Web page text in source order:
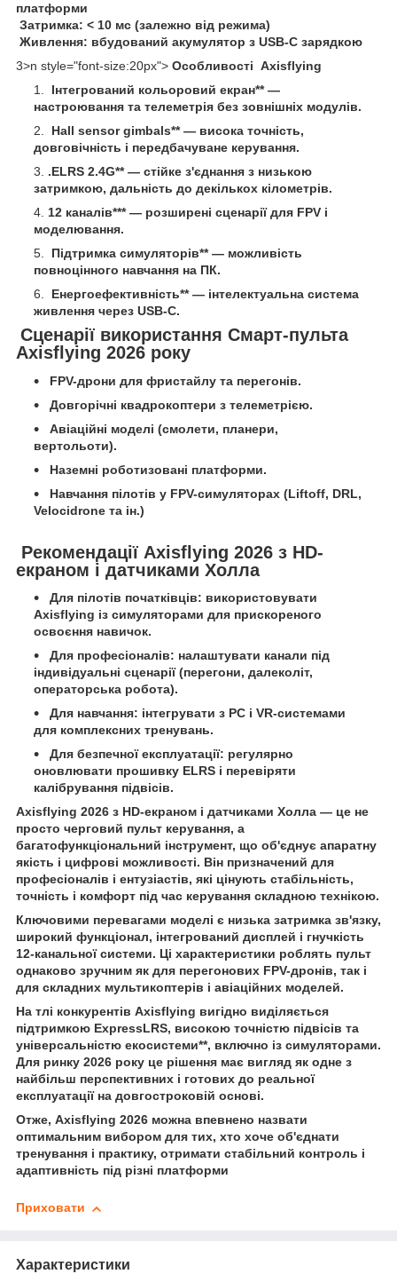
платформи
Затримка: < 10 мс (залежно від режима)
Живлення: вбудований акумулятор з USB-C зарядкою
3>n style="font-size:20px"> Особливості Axisflying
Інтегрований кольоровий екран** —
настроювання та телеметрія без зовнішніх модулів.
Hall sensor gimbals** — висока точність,
довговічність і передбачуване керування.
.ELRS 2.4G** — стійке з'єднання з низькою
затримкою, дальність до декількох кілометрів.
12 каналів*** — розширені сценарії для FPV і
моделювання.
Підтримка симуляторів** — можливість
повноцінного навчання на ПК.
Енергоефективність** — інтелектуальна система
живлення через USB-C.
Сценарії використання Смарт-пульта
Axisflying 2026 року
FPV-дрони для фристайлу та перегонів.
Довгорічні квадрокоптери з телеметрією.
Авіаційні моделі (смолети, планери,
вертольоти).
Наземні роботизовані платформи.
Навчання пілотів у FPV-симуляторах (Liftoff, DRL,
Velocidrone та ін.)
Рекомендації Axisflying 2026 з HD-
екраном і датчиками Холла
Для пілотів початківців: використовувати
Axisflying із симуляторами для прискореного
освоєння навичок.
Для професіоналів: налаштувати канали під
індивідуальні сценарії (перегони, далеколіт,
операторська робота).
Для навчання: інтегрувати з PC і VR-системами
для комплексних тренувань.
Для безпечної експлуатації: регулярно
оновлювати прошивку ELRS і перевіряти
калібрування підвісів.
Axisflying 2026 з HD-екраном і датчиками Холла — це не
просто черговий пульт керування, а
багатофункціональний інструмент, що об'єднує апаратну
якість і цифрові можливості. Він призначений для
професіоналів і ентузіастів, які цінують стабільність,
точність і комфорт під час керування складною технікою.
Ключовими перевагами моделі є низька затримка зв'язку,
широкий функціонал, інтегрований дисплей і гнучкість
12-канальної системи. Ці характеристики роблять пульт
однаково зручним як для перегонових FPV-дронів, так і
для складних мультикоптерів і авіаційних моделей.
На тлі конкурентів Axisflying вигідно виділяється
підтримкою ExpressLRS, високою точністю підвісів та
універсальністю екосистеми**, включно із симуляторами.
Для ринку 2026 року це рішення має вигляд як одне з
найбільш перспективних і готових до реальної
експлуатації на довгостроковій основі.
Отже, Axisflying 2026 можна впевнено назвати
оптимальним вибором для тих, хто хоче об'єднати
тренування і практику, отримати стабільний контроль і
адаптивність під різні платформи
Приховати
Характеристики